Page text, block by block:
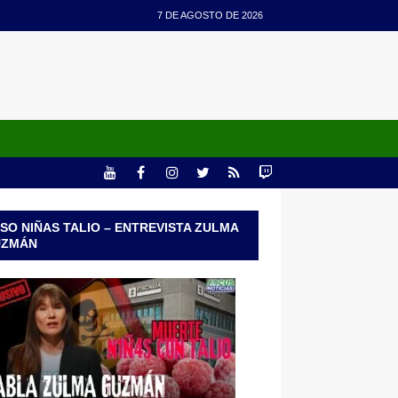
7 DE AGOSTO DE 2026
NIÑAS TALIO – ENTREVISTA ZULMA